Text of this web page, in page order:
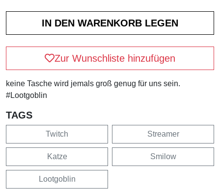
Zur Wunschliste hinzufügen
keine Tasche wird jemals groß genug für uns sein.
#Lootgoblin
TAGS
Twitch Streamer
Katze Smilow
Lootgoblin